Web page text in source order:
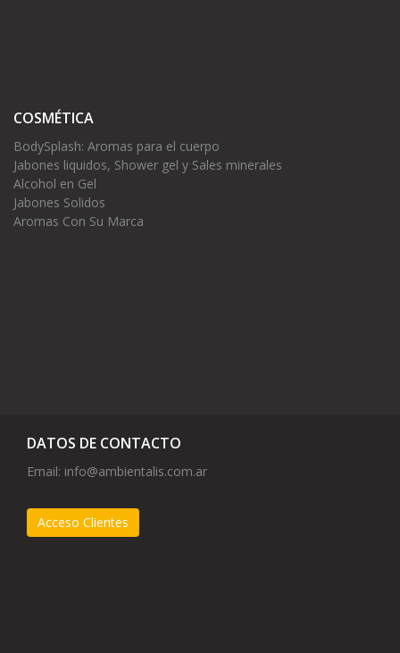
COSMÉTICA
BodySplash: Aromas para el cuerpo
Jabones liquidos, Shower gel y Sales minerales
Alcohol en Gel
Jabones Solidos
Aromas Con Su Marca
DATOS DE CONTACTO
Email: info@ambientalis.com.ar
Acceso Clientes